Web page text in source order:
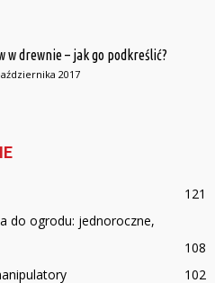
w drewnie – jak go podkreślić?
2017
121
do ogrodu: jednoroczne,
108
102